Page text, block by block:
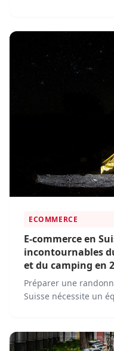
ECOMMERCE
E-commerce en
incontournables
et du camping en
Préparer une
Suisse nécessite un
à une large gamme